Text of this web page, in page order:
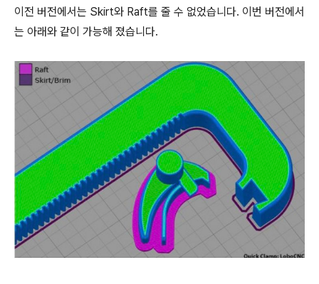
이전 버전에서는 Skirt와 Raft를 줄 수 없었습니다. 이번 버전에서
는 아래와 같이 가능해 졌습니다.